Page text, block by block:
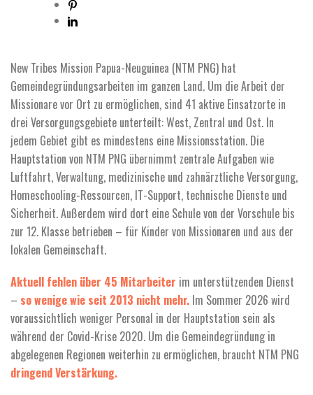
New Tribes Mission Papua-Neuguinea (NTM PNG) hat
Gemeindegründungsarbeiten im ganzen Land. Um die Arbeit der
Missionare vor Ort zu ermöglichen, sind 41 aktive Einsatzorte in
drei Versorgungsgebiete unterteilt: West, Zentral und Ost. In
jedem Gebiet gibt es mindestens eine Missionsstation. Die
Hauptstation von NTM PNG übernimmt zentrale Aufgaben wie
Luftfahrt, Verwaltung, medizinische und zahnärztliche Versorgung,
Homeschooling-Ressourcen, IT-Support, technische Dienste und
Sicherheit. Außerdem wird dort eine Schule von der Vorschule bis
zur 12. Klasse betrieben – für Kinder von Missionaren und aus der
lokalen Gemeinschaft.
Aktuell fehlen über 45 Mitarbeiter im unterstützenden Dienst
– so wenige wie seit 2013 nicht mehr. Im Sommer 2026 wird
voraussichtlich weniger Personal in der Hauptstation sein als
während der Covid-Krise 2020. Um die Gemeindegründung in
abgelegenen Regionen weiterhin zu ermöglichen, braucht NTM PNG
dringend Verstärkung.